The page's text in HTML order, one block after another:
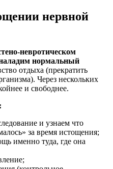
нервной
невротическом
нормальный
отдыха (прекратить
Через нескольких
и свободнее.
и узнаем что
за время истощения;
именно туда, где она